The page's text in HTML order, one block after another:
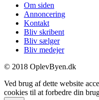
Om siden
Annoncering
Kontakt
Bliv skribent
Bliv sælger
Bliv medejer
© 2018 OplevByen.dk
Ved brug af dette website
cookies til at forbedre din